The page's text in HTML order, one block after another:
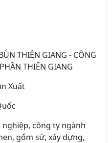
THIÊN GIANG - CÔNG
THIÊN GIANG
Xuất
nghiệp, công ty ngành
gốm sứ, xây dựng,